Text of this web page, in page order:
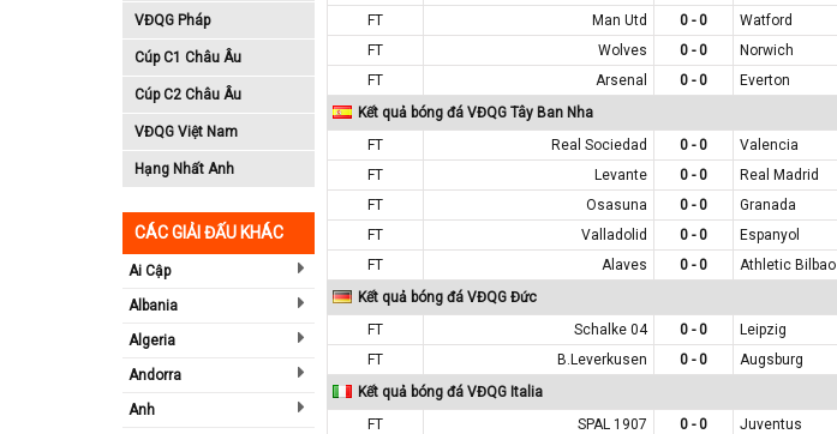
VĐQG Pháp
Cúp C1 Châu Âu
Cúp C2 Châu Âu
VĐQG Việt Nam
Hạng Nhất Anh
CÁC GIẢI ĐẤU KHÁC
Ai Cập
Albania
Algeria
Andorra
Anh
FT
Man Utd 0 - 0 Watford
FT
Wolves 0 - 0 Norwich
FT
Arsenal 0 - 0 Everton
Kết quả bóng đá VĐQG Tây Ban Nha
FT
Real Sociedad 0 - 0 Valencia
FT
Levante 0 - 0 Real Madrid
FT
Osasuna 0 - 0 Granada
FT
Valladolid 0 - 0 Espanyol
FT
Alaves 0 - 0 Athletic Bilbao
Kết quả bóng đá VĐQG Đức
FT
Schalke 04 0 - 0
Leipzig
FT
B.Leverkusen 0 - 0
Augsburg
Kết quả bóng đá VĐQG Italia
FT
SPAL 1907 0 - 0 Juventus